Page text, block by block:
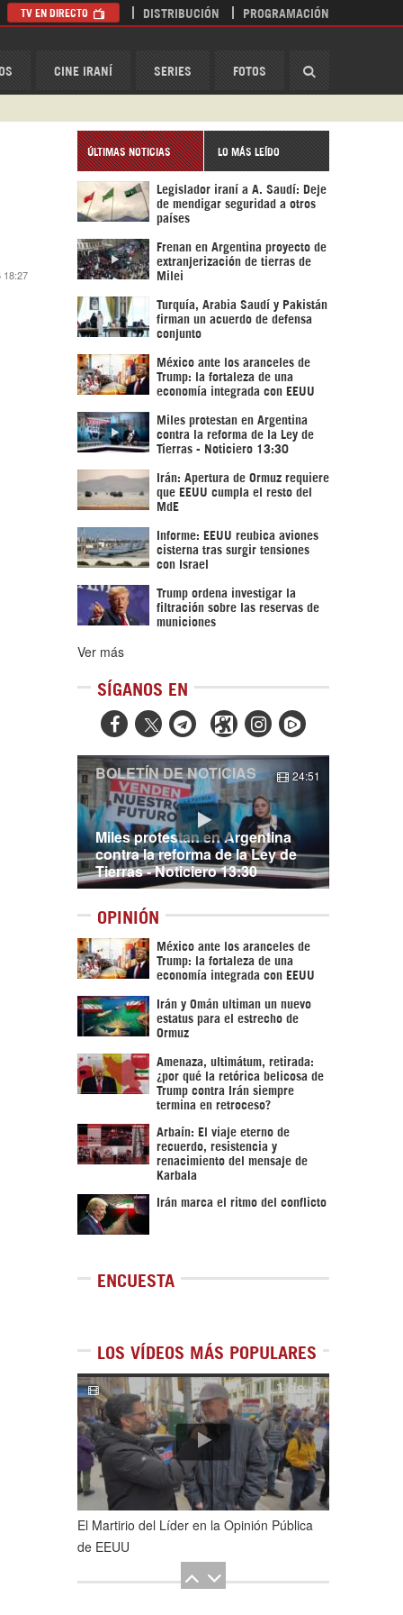
CINE IRANÍ SERIES FOTOS
TV EN DIRECTO DISTRIBUCIÓN PROGRAMACIÓN
18:27
ÚLTIMAS NOTICIAS LO MÁS LEÍDO
Legislador iraní a A. Saudí: Deje
de mendigar seguridad a otros
países
Frenan en Argentina proyecto de
extranjerización de tierras de
Milei
Turquía, Arabia Saudí y Pakistán
firman un acuerdo de defensa
conjunto
México ante los aranceles de
Trump: la fortaleza de una
economía integrada con EEUU
Miles protestan en Argentina
contra la reforma de la Ley de
Tierras - Noticiero 13:30
Irán: Apertura de Ormuz requiere
que EEUU cumpla el resto del
MdE
Informe: EEUU reubica aviones
cisterna tras surgir tensiones
con Israel
Trump ordena investigar la
filtración sobre las reservas de
municiones
Ver más
SÍGANOS EN
  
Miles protestan en Argentina
contra la reforma de la Ley de
Tierras - Noticiero 13:30
BOLETÍN DE NOTICIAS 24:51
OPINIÓN
México ante los aranceles de
Trump: la fortaleza de una
economía integrada con EEUU
Irán y Omán ultiman un nuevo
estatus para el estrecho de
Ormuz
Amenaza, ultimátum, retirada:
¿por qué la retórica belicosa de
Trump contra Irán siempre
termina en retroceso?
Arbaín: El viaje eterno de
recuerdo, resistencia y
renacimiento del mensaje de
Karbala
Irán marca el ritmo del conflicto
ENCUESTA
LOS VÍDEOS MÁS POPULARES
1de5
El Martirio del Líder en la Opinión Pública
de EEUU